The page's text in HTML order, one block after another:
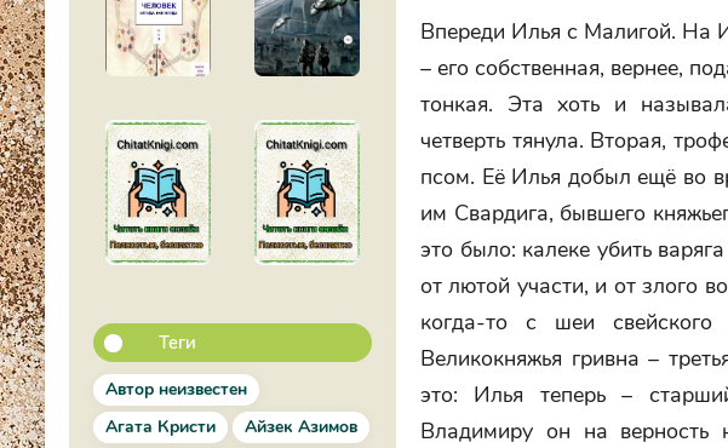
Теги
Автор неизвестен
Агата Кристи
Айзек Азимов
Впереди Илья с Малигой. На
– его собственная, вернее,
тонкая. Эта хоть и
четверть тянула. Вторая,
псом. Её Илья добыл ещё во
им Свардига, бывшего
это было: калеке убить
от лютой участи, и от злого
когда-то с шеи
Великокняжья гривна –
это: Илья теперь –
Владимиру он на